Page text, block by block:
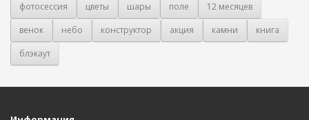
фотосессия
цветы шары поле
12 месяцев
венок
небо конструктор акция камни
книга
блэкаут